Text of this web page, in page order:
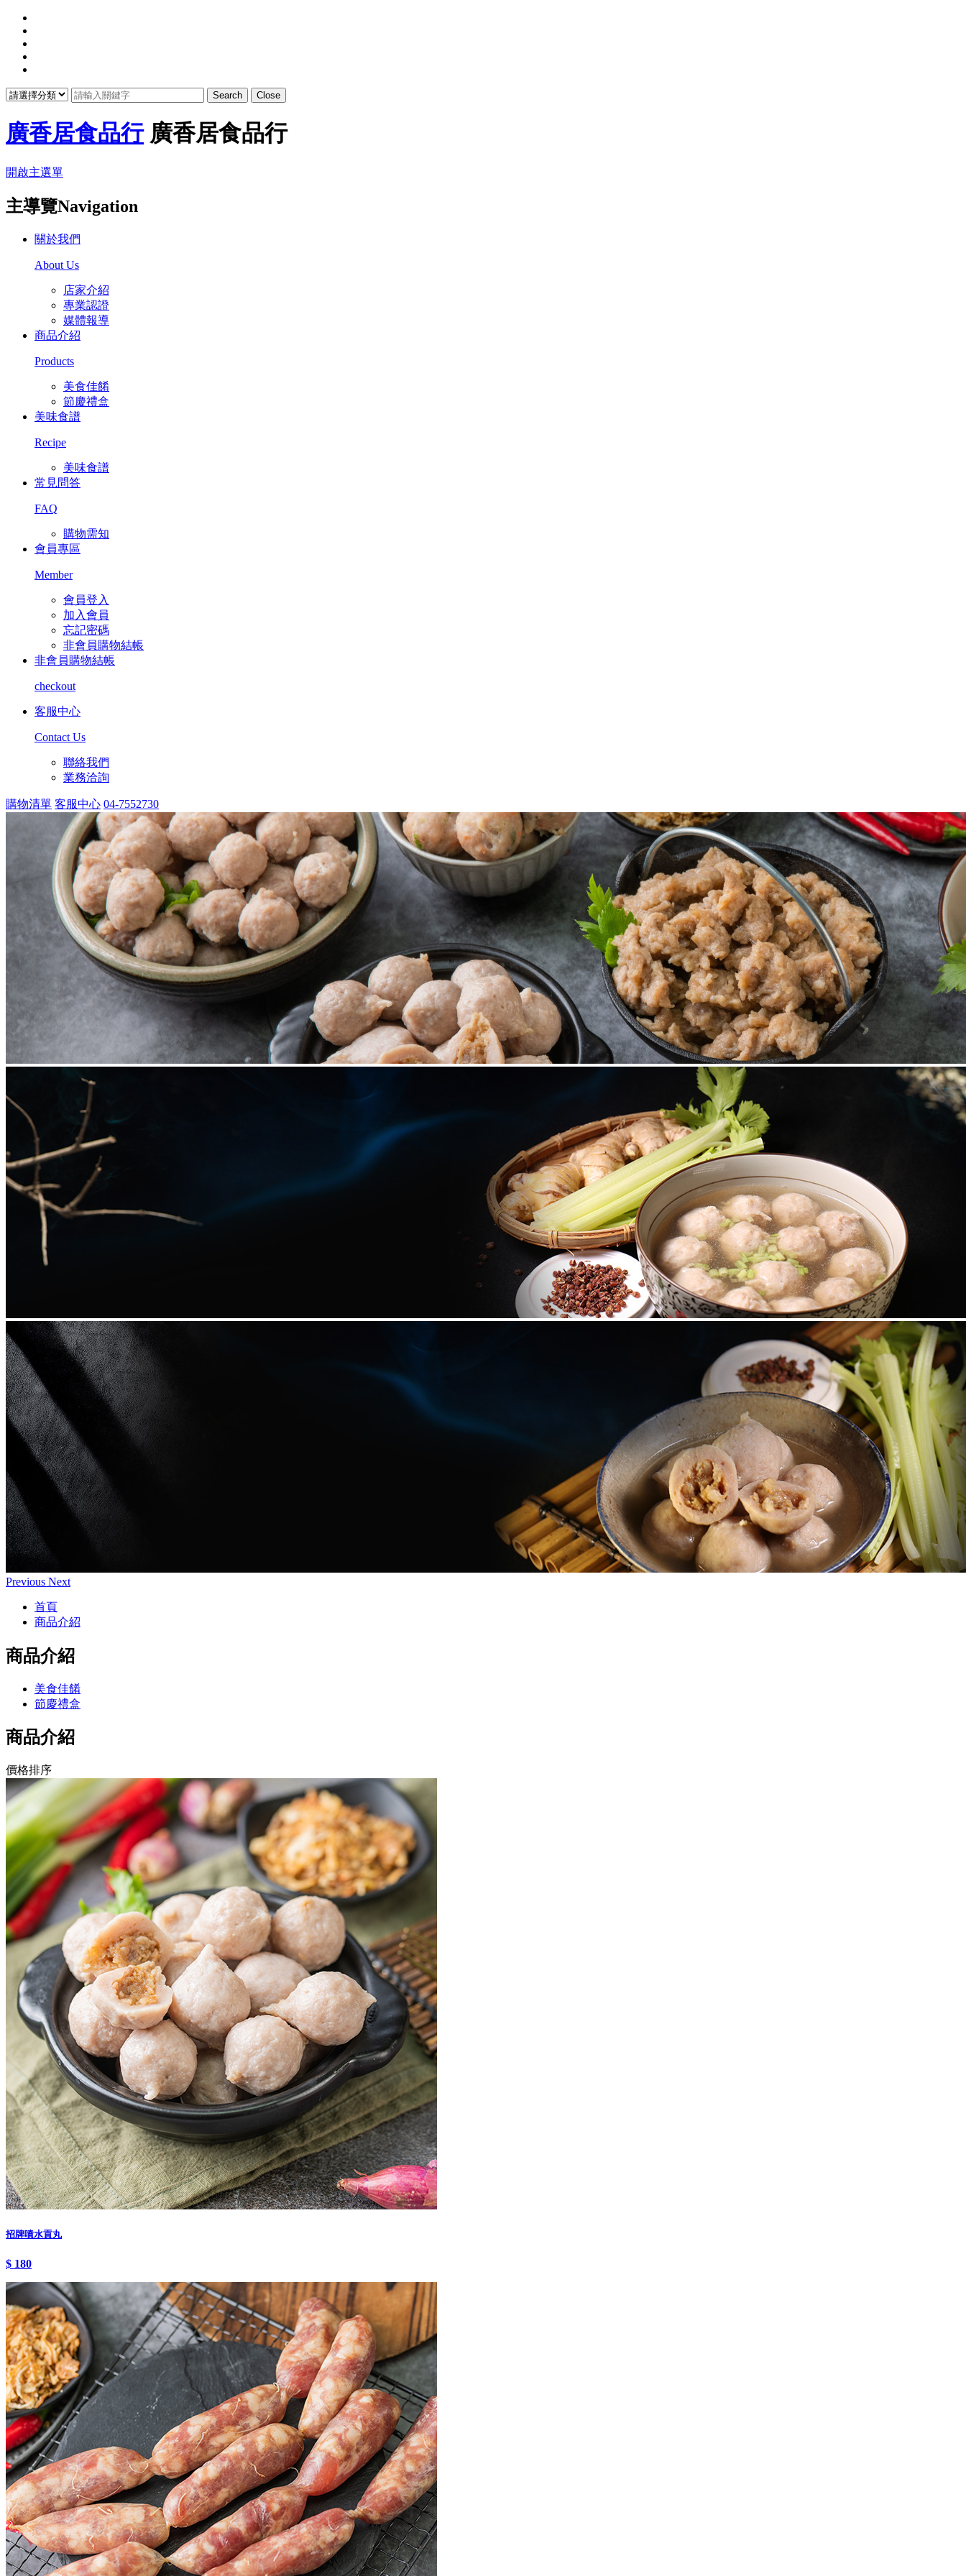
Search Close
廣香居食品行 廣香居食品行
開啟主選單
主導覽Navigation
關於我們
About Us
店家介紹
專業認證
媒體報導
商品介紹
Products
美食佳餚
節慶禮盒
美味食譜
Recipe
美味食譜
常見問答
FAQ
購物需知
會員專區
Member
會員登入
加入會員
忘記密碼
非會員購物結帳
非會員購物結帳
checkout
客服中心
Contact Us
聯絡我們
業務洽詢
購物清單 客服中心 04-7552730
Previous Next
首頁
商品介紹
商品介紹
美食佳餚
節慶禮盒
商品介紹
價格排序
招牌噴水貢丸
$ 180